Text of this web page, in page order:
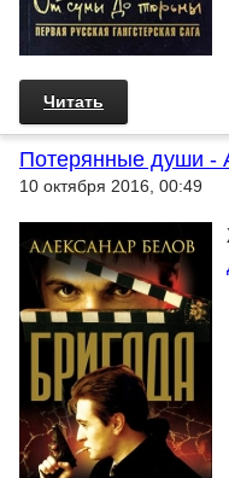
Читать
Потерянные души -
10 октября 2016, 00:49